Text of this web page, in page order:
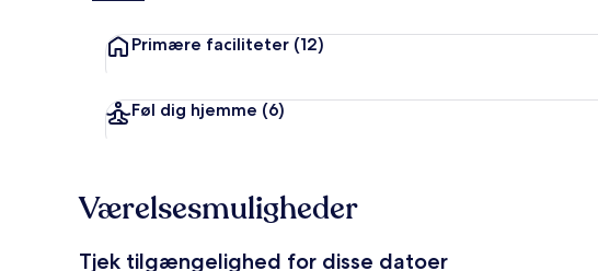
Primære faciliteter (12)
Føl dig hjemme (6)
Værelsesmuligheder
Tjek tilgængelighed for disse datoer